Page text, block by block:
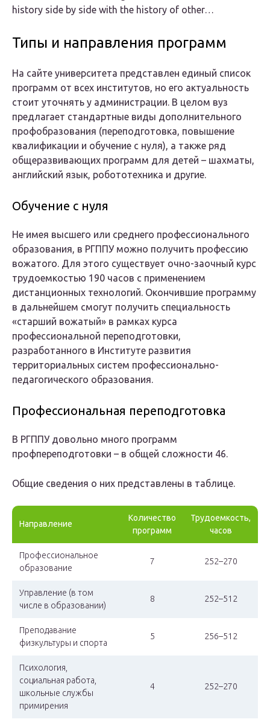
history side by side with the history of other…
Типы и направления программ
На сайте университета представлен единый список
программ от всех институтов, но его актуальность
стоит уточнять у администрации. В целом вуз
предлагает стандартные виды дополнительного
профобразования (переподготовка, повышение
квалификации и обучение с нуля), а также ряд
общеразвивающих программ для детей – шахматы,
английский язык, робототехника и другие.
Обучение с нуля
Не имея высшего или среднего профессионального
образования, в РГППУ можно получить профессию
вожатого. Для этого существует очно-заочный курс
трудоемкостью 190 часов с применением
дистанционных технологий. Окончившие программу
в дальнейшем смогут получить специальность
«старший вожатый» в рамках курса
профессиональной переподготовки,
разработанного в Институте развития
территориальных систем профессионально-
педагогического образования.
Профессиональная переподготовка
В РГППУ довольно много программ
профпереподготовки – в общей сложности 46.
Общие сведения о них представлены в таблице.
Направление
Количество
программ
Трудоемкость,
часов
Профессиональное
образование
7 252–270
Управление (в том
числе в образовании)
8 252–512
Преподавание
физкультуры и спорта
5 256–512
Психология,
социальная работа,
школьные службы
примирения
4 252–270